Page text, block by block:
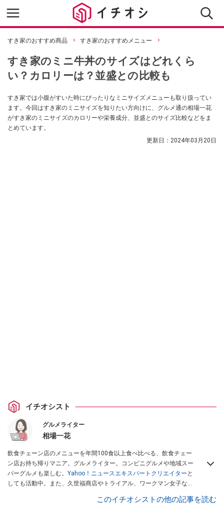
すき家のおすすめ商品 すき家のおすすめメニュー
すき家のミニ牛丼のサイズはどれくら
い？カロリーは？並盛との比較も
すき家では小腹がすいた時にぴったりなミニサイズメニューも取り扱ってい
ます。今回はすき家のミニサイズを知りたい方向けに、グルメ通の相場一花
がすき家のミニサイズのカロリーや栄養成分、並盛とのサイズ比較などをま
とめています。
更新日： 2024年03月20日
イチオシスト
グルメライター
相場一花
飲食チェーン店のメニューを年間100食以上食べ比べる、飲食チェー
ン店お持ち帰りマニア。グルメライター。コンビニグルメや地域スー
パーグルメも楽しむ。 Yahoo！ニュースエキスパートクリエイター と
しても活動中。また、久世福商店やトライアル、ワークマン女子など
、集英社「週刊プレイボーイ」、宝島
このイチオシストの他の記事を読む